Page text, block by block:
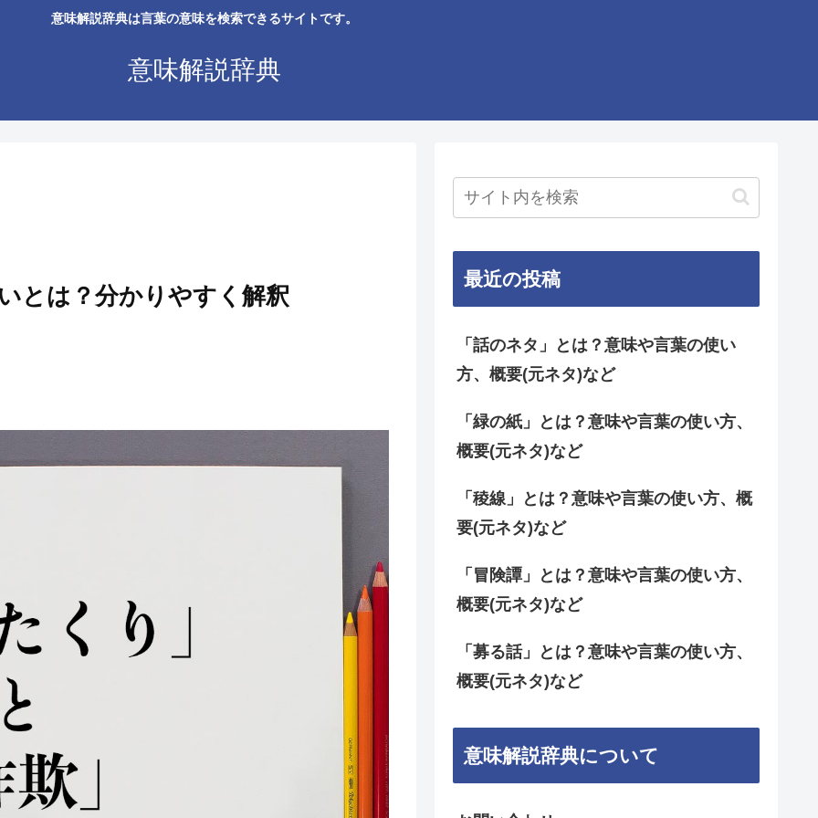
意味解説辞典は言葉の意味を検索できるサイトです。
意味解説辞典
とは？分かりやすく解釈
最近の投稿
「話のネタ」とは？意味や言葉の使い
方、概要(元ネタ)など
「緑の紙」とは？意味や言葉の使い方、
概要(元ネタ)など
「稜線」とは？意味や言葉の使い方、概
要(元ネタ)など
「冒険譚」とは？意味や言葉の使い方、
概要(元ネタ)など
「募る話」とは？意味や言葉の使い方、
概要(元ネタ)など
意味解説辞典について